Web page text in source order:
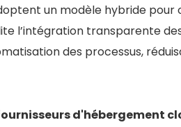
un modèle hybride pour
l’intégration transparente
des processus,
d'hébergement